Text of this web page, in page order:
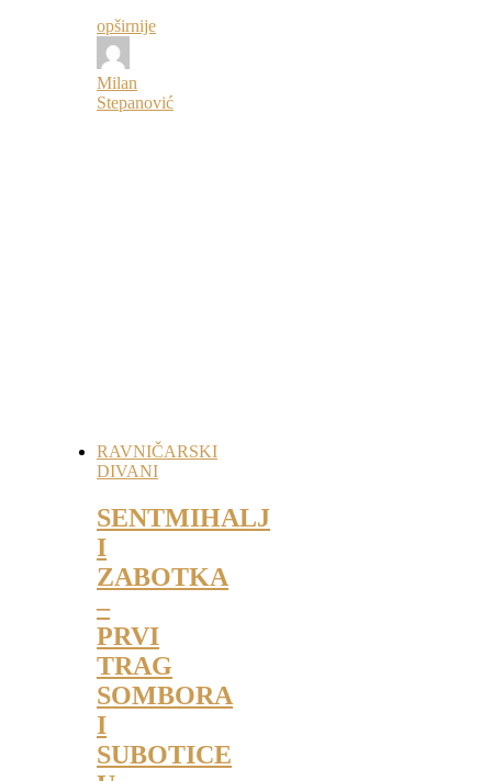
opširnije
Milan
Stepanović
RAVNIČARSKI
DIVANI
SENTMIHALJ
I
ZABOTKA
–
PRVI
TRAG
SOMBORA
I
SUBOTICE